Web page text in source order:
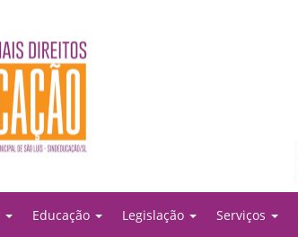
Educação Legislação Serviços